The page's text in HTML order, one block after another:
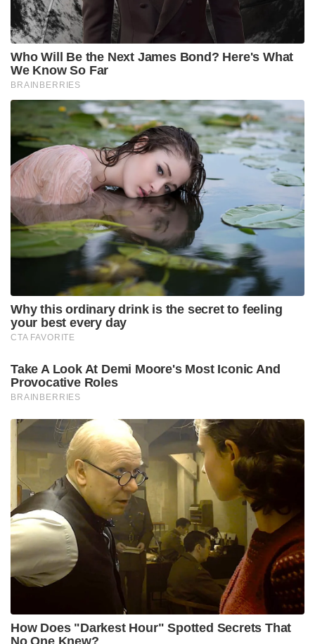
വ്യക്തമാക്കുന്നു.
വളരെയധികം സംഘർഷ സാധ്യതയുള്ള ഒരു
മേഖലയാണിത് ഇന്ത്യ- ചൈന ബോർഡർ . പാക്
അധീന കാശ്മീരിൽ ഇന്ത്യ എത്ര മാത്രം
ഇന്ത്യയുടേതാണോ അത്രമാത്രം അക്‌സായി ചിന്നും
നമ്മുടെതാണ്. എന്നാൽ അക്‌സായി ചിന്നിന്റെ
കാര്യത്തിൽ ചൈനയും അവകാശ വാദം
ഉന്നയിക്കുന്നത് കൊണ്ട് ഈ പ്രദേശങ്ങളൊന്നും
എളുപ്പത്തിൽ ചൈന വിട്ടു തരുമെന്ന് വിചാരിക്കുന്നത്
മണ്ടത്തരം ആയിരിക്കും.
അതിനാൽ അതിർത്തിയിൽ സുരക്ഷാ
സാഹചര്യങ്ങൾ വളരെയധികം സജ്ജമായി
നിർത്തേണ്ടതുണ്ട്.
അതിനാൽ തന്നെ എത്ര പറ്റുന്നുവോ അത്രയും
തയ്യാറായി, യുദ്ധ സന്നദ്ധരായി ഇവിടെ നിൽക്കുക
എന്നതാണ് ഇന്ത്യക്ക് ഏറ്റവും
അഭികാമ്യമായിരിക്കുന്നത്
ഈ സാഹചര്യത്തിൽ വളരെ നിർണ്ണായകമായ ഒരു
ഇടപെടലാണ് ഇന്ത്യൻ സൈന്യം നടത്തിയിരിക്കുന്നത്.
ഇത്രയും ഉയരത്തിൽ യുദ്ധ സന്നദ്ധമായി ലഡാക്
മേഖലയിൽ ടാങ്ക് റിപ്പയറിങ് സൗകര്യങ്ങൾ ഉണ്ടാവുക
എന്ന് പറയുമ്പോൾ, ഇന്ത്യൻ സൈന്യത്തിന്റെ
കോംബാറ്റ് റെഡിനസ്സ് അത്ര മാത്രം വർദ്ധിച്ചു
എന്നാണ് അതിനർത്ഥം. ഏതെങ്കിലും ഒരു
സാഹചര്യത്തിൽ ചൈനയുമായുള്ള ഒരു സംഘർഷം
ഉണ്ടാവുകയാണെങ്കിൽ നമുക്ക് വിജയിക്കാനുള്ള
സാധ്യതകളുമാണ് അതോടൊപ്പം വർദ്ധിക്കുന്നത്